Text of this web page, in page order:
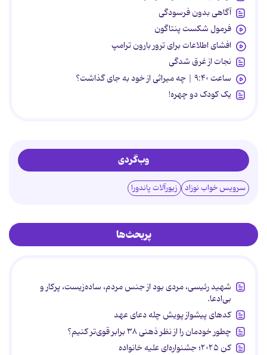
آگاهی بدون فرسودگی
فرمول شکست پنتاگون
افشای اطلاعات برای ترور بارون ترامپ
نجات از غرق شدگی
ساعت ۹:۴۰ | چه میراثی از خود به جای گذاشت؟
یک کودک دو چهره!
وب‌گردی
سرویس خواب نوزاد زیورآلات پاندورا
پربحث‌ها
شهید رئیسی، مردی بود از جنس مردم، ساده‌زیست، پرکار و
بی‌ادعا.
کدهای پیشواز پویش چله دعای عهد
چطور خودمان را از نظر ذهنی ۳۸ برابر قوی‌تر کنیم؟
کن ۲۰۲۵؛ جشنواره‌ای علیه خانواده